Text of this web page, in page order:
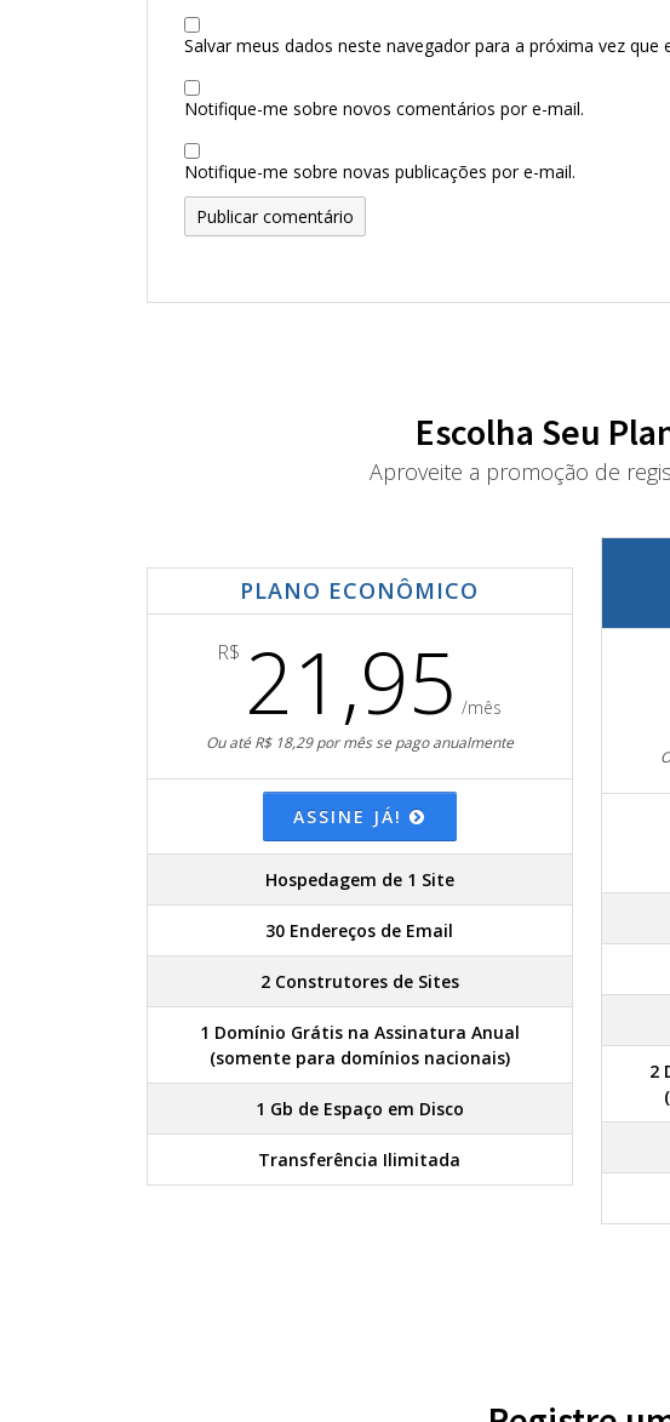
Salvar meus dados neste navegador para a próxima vez que
Notifique-me sobre novos comentários por e-mail.
Notifique-me sobre novas publicações por e-mail.
Escolha Seu
Aproveite a promoção de
PLANO ECONÔMICO
R$ 21,95 /mês
Ou até R$ 18,29 por mês se pago anualmente
ASSINE JÁ!
Hospedagem de 1 Site
30 Endereços de Email
2 Construtores de Sites
1 Domínio Grátis na Assinatura Anual
(somente para domínios nacionais)
1 Gb de Espaço em Disco
Transferência Ilimitada
2